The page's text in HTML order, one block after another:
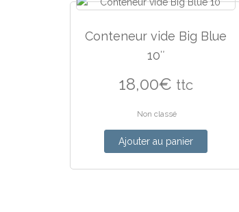
Conteneur vide Big Blue
10″
18,00€ ttc
Non classé
Ajouter au panier